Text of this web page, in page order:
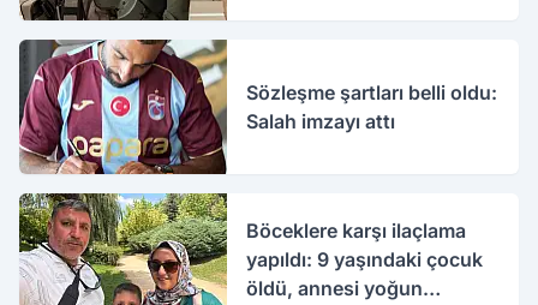
Sözleşme şartları belli oldu:
Salah imzayı attı
Böceklere karşı ilaçlama
yapıldı: 9 yaşındaki çocuk
öldü, annesi yoğun